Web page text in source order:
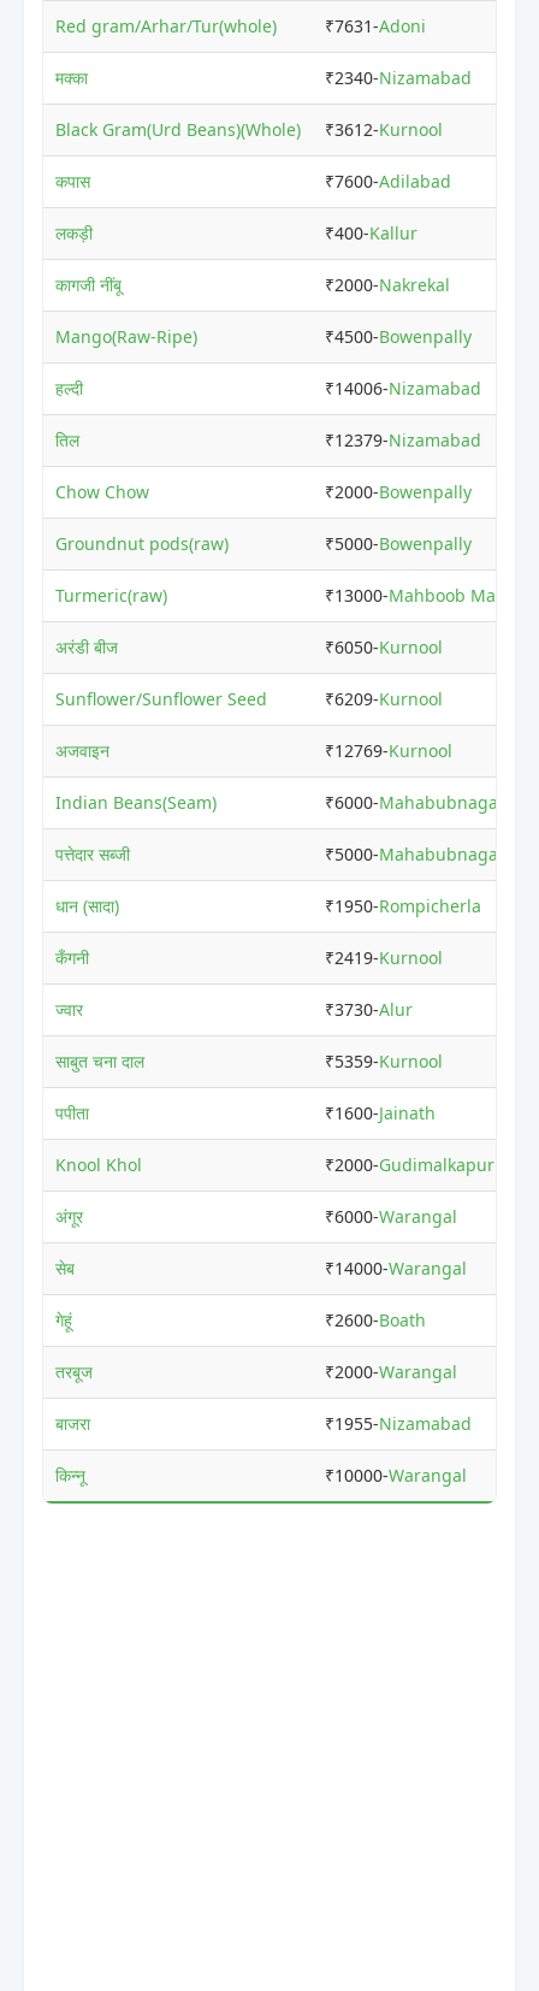
Red gram/Arhar/Tur(whole) ₹7631-Adoni
मक्का ₹2340-Nizamabad
Black Gram(Urd Beans)(Whole) ₹3612-Kurnool
कपास ₹7600-Adilabad
लकड़ी ₹400-Kallur
कागजी नींबू ₹2000-Nakrekal
Mango(Raw-Ripe) ₹4500-Bowenpally
हल्दी ₹14006-Nizamabad
तिल ₹12379-Nizamabad
Chow Chow ₹2000-Bowenpally
Groundnut pods(raw) ₹5000-Bowenpally
Turmeric(raw) ₹13000-Mahboob Manison
अरंडी बीज ₹6050-Kurnool
Sunflower/Sunflower Seed ₹6209-Kurnool
अजवाइन ₹12769-Kurnool
Indian Beans(Seam) ₹6000-
पत्तेदार सब्जी ₹5000-
धान (सादा) ₹1950-Rompicherla
कँगनी ₹2419-Kurnool
ज्वार ₹3730-Alur
साबुत चना दाल ₹5359-Kurnool
पपीता ₹1600-Jainath
Knool Khol ₹2000-Gudimalkapur
अंगूर ₹6000-Warangal
सेब ₹14000-Warangal
गेहूं ₹2600-Boath
तरबूज ₹2000-Warangal
बाजरा ₹1955-Nizamabad
किन्नू ₹10000-Warangal